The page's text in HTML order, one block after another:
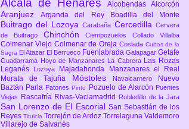
Alcalá de Henares Alcobendas Alcorcón
AranjuezArganda del Rey Boadilla del Monte
Buitrago del LozoyaCarabaña CercedillaCervera
de Buitrago ChinchónCiempozuelosCollado Villalba
Colmenar Viejo Colmenar de Oreja Coslada Cubas de la
Sagra El Atazar El Berrueco Fuenlabrada Galapagar Getafe
Guadarrama Hoyo de Manzanares La Cabrera Las Rozas
Leganés
Lozoya Majadahonda
Manzanares el Real
Morata de Tajuña Móstoles Navalcarnero
Nuevo
Baztán Parla PatonesPinto Pozuelo de Alarcón Puentes
Viejas
Rascafría Rivas-Vaciamadrid Robledillo de la Jara
San Lorenzo de El Escorial San Sebastián de los
Reyes Titulcia Torrejón de Ardoz Torrelaguna Valdemoro
Villarejo de Salvanés